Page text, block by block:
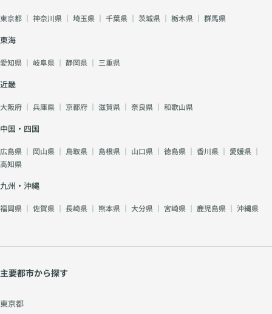
東京都 ｜ 神奈川県 ｜ 埼玉県 ｜ 千葉県 ｜ 茨城県 ｜ 栃木県 ｜ 群馬県
東海
愛知県 ｜ 岐阜県 ｜ 静岡県 ｜ 三重県
近畿
大阪府 ｜ 兵庫県 ｜ 京都府 ｜ 滋賀県 ｜ 奈良県 ｜ 和歌山県
中国・四国
広島県 ｜ 岡山県 ｜ 鳥取県 ｜ 島根県 ｜ 山口県 ｜ 徳島県 ｜ 香川県 ｜ 愛媛県 ｜
高知県
九州・沖縄
福岡県 ｜ 佐賀県 ｜ 長崎県 ｜ 熊本県 ｜ 大分県 ｜ 宮崎県 ｜ 鹿児島県 ｜ 沖縄県
主要都市から探す
東京都